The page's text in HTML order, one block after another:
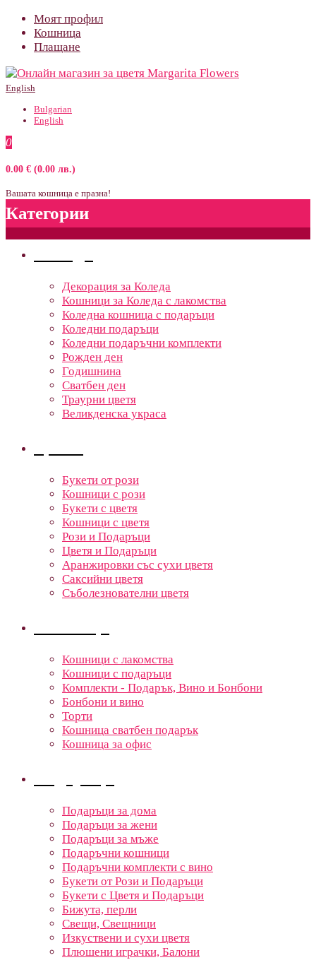
Моят профил
Кошница
Плащане
English
Bulgarian
English
0
0.00 € (0.00 лв.)
Вашата кошница е празна!
Категории
Декорация за Коледа
Кошници за Коледа с лакомства
Коледна кошница с подаръци
Коледни подаръци
Коледни подаръчни комплекти
Рожден ден
Годишнина
Сватбен ден
Траурни цветя
Великденска украса
Букети от рози
Кошници с рози
Букети с цветя
Кошници с цветя
Рози и Подаръци
Цветя и Подаръци
Аранжировки със сухи цветя
Саксийни цветя
Съболезнователни цветя
Кошници с лакомства
Кошници с подаръци
Комплекти - Подарък, Вино и Бонбони
Бонбони и вино
Торти
Кошница сватбен подарък
Кошница за офис
Подаръци за дома
Подаръци за жени
Подаръци за мъже
Подаръчни кошници
Подаръчни комплекти с вино
Букети от Рози и Подаръци
Букети с Цветя и Подаръци
Бижута, перли
Свещи, Свещници
Изкуствени и сухи цветя
Плюшени играчки, Балони